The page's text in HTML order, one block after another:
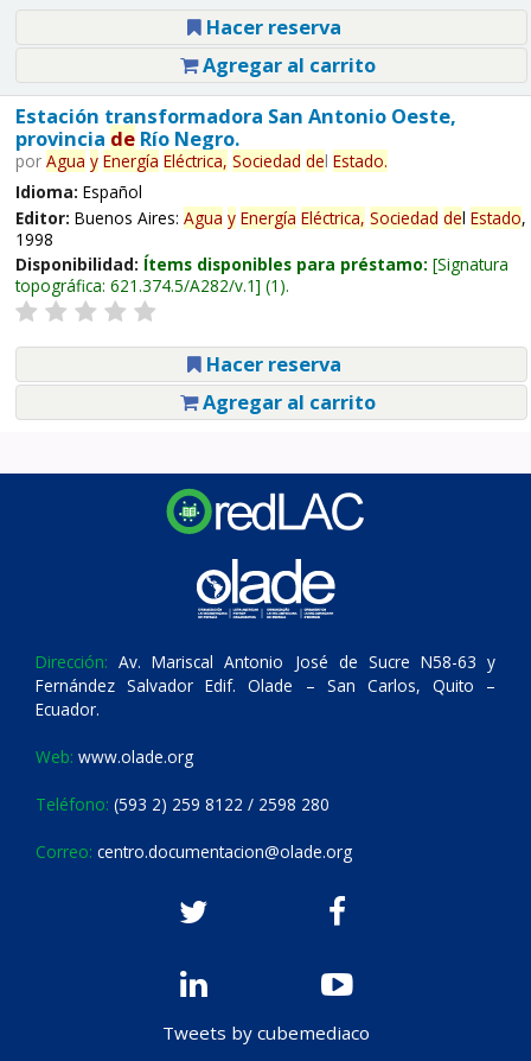
Hacer reserva
Agregar al carrito
Estación transformadora San Antonio Oeste,
provincia deRío Negro.
por Agua y Energía Eléctrica, Sociedad del Estado.
Idioma: Español
Editor: Buenos Aires: Agua y Energía Eléctrica, Sociedad del Estado,
1998
Disponibilidad: Ítems disponibles para préstamo: Signatura
topográfica: 621.374.5/A282/v.1 (1).
Hacer reserva
Agregar al carrito
Dirección: Av. Mariscal Antonio José de Sucre N58-63 y
Fernández Salvador Edif. Olade – San Carlos, Quito –
Ecuador.
Web: www.olade.org
Teléfono: (593 2) 259 8122 / 2598 280
Correo: centro.documentacion@olade.org
Tweets by cubemediaco